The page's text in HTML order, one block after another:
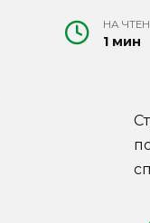
НА
1 мин